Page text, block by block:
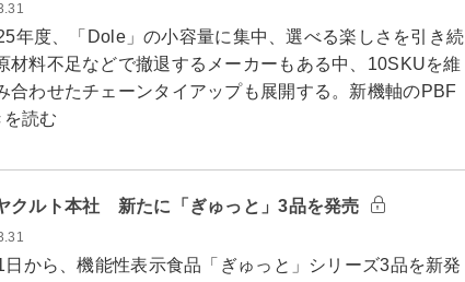
年度、「Dole」の小容量に集中、選べる楽しさを引き続
材料不足などで撤退するメーカーもある中、10SKUを維
合わせたチェーンタイアップも展開する。新機軸のPBF
読む
クルト本社 新たに「ぎゅっと」3品を発売
から、機能性表示食品「ぎゅっと」シリーズ3品を新発